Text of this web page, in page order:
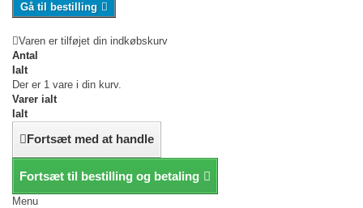
Gå til bestilling
Varen er tilføjet din indkøbskurv
Antal
Ialt
Der er 1 vare i din kurv.
Varer ialt
Ialt
Fortsæt med at handle
Fortsæt til bestilling og betaling
Menu